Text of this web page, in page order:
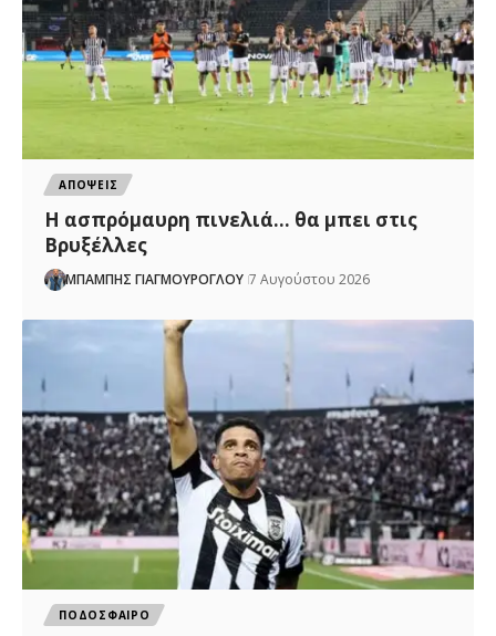
ΑΠΟΨΕΙΣ
Η ασπρόμαυρη πινελιά… θα μπει στις
Βρυξέλλες
ΜΠΑΜΠΗΣ ΓΙΑΓΜΟΥΡΟΓΛΟΥ 7 Αυγούστου 2026
ΠΟΔΟΣΦΑΙΡΟ